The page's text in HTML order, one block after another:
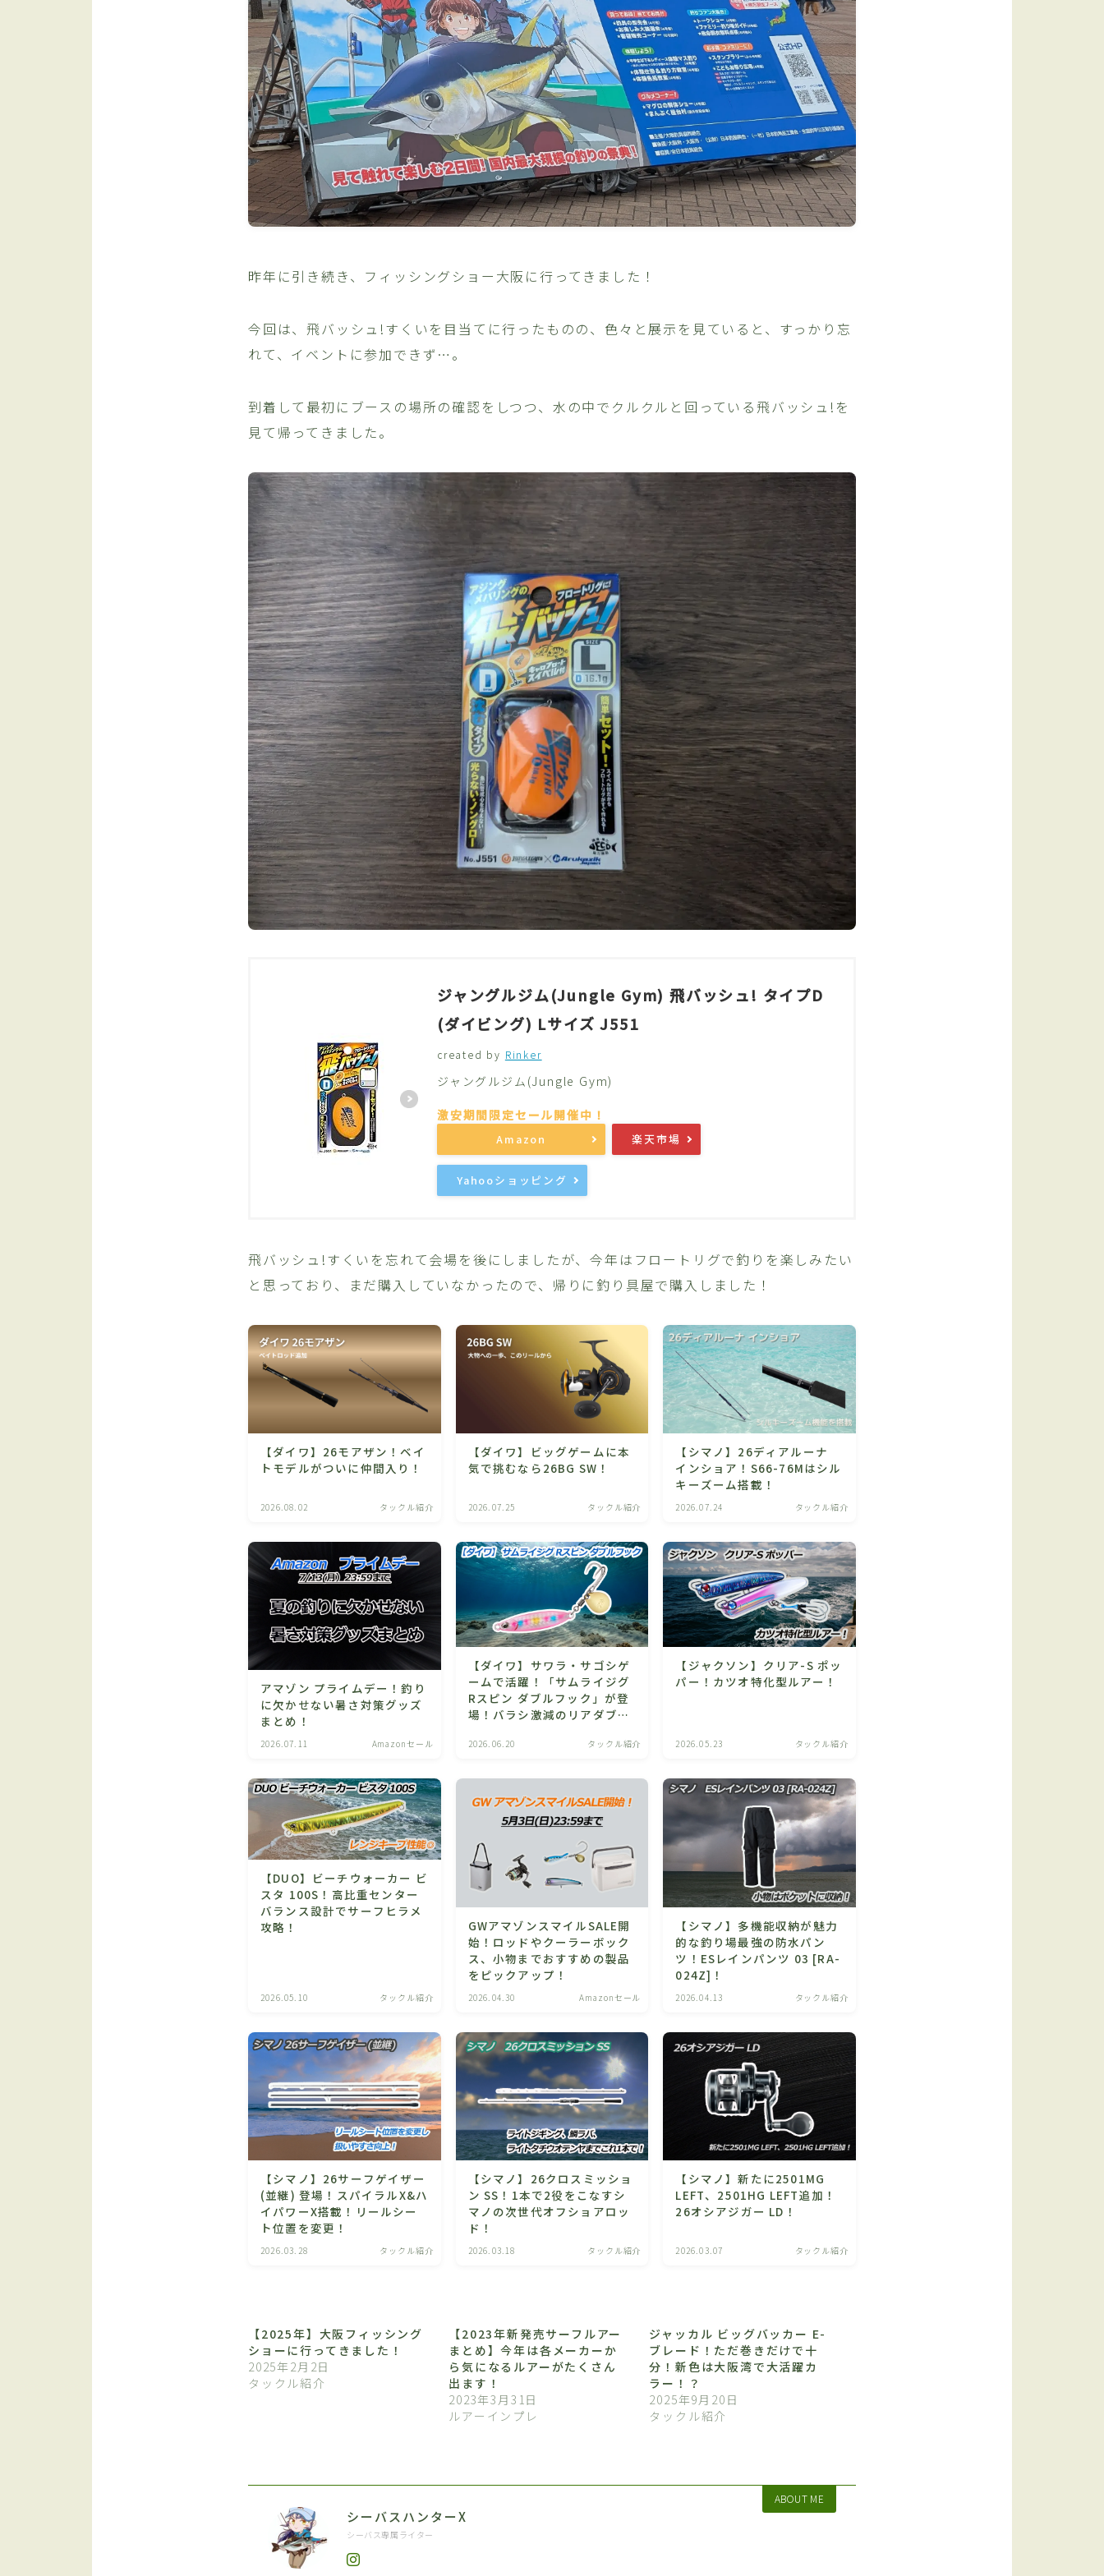
昨年に引き続き、フィッシングショー大阪に行ってきました！
今回は、飛バッシュ!すくいを目当てに行ったものの、色々と展示を見ていると、すっかり忘
れて、イベントに参加できず…。
到着して最初にブースの場所の確認をしつつ、水の中でクルクルと回っている飛バッシュ!を
見て帰ってきました。
ジャングルジム(Jungle Gym) 飛バッシュ! タイプD
(ダイビング) Lサイズ J551
created by Rinker
ジャングルジム(Jungle Gym)
Amazon 楽天市場
Yahooショッピング
飛バッシュ!すくいを忘れて会場を後にしましたが、今年はフロートリグで釣りを楽しみたい
と思っており、まだ購入していなかったので、帰りに釣り具屋で購入しました！
【ダイワ】26モアザン！ベイ
トモデルがついに仲間入り！
2026.08.02 タックル紹介
【ダイワ】ビッグゲームに本
気で挑むなら26BG SW！
2026.07.25 タックル紹介
【シマノ】26ディアルーナ
インショア！S66-76Mはシル
キーズーム搭載！
2026.07.24 タックル紹介
アマゾン プライムデー！釣り
に欠かせない暑さ対策グッズ
まとめ！
2026.07.11 Amazonセール
【ダイワ】サワラ・サゴシゲ
ームで活躍！「サムライジグ
Rスピン ダブルフック」が登
場！バラシ激減のリアダブル
2026.06.20 タックル紹介
【ジャクソン】クリア-S ポッ
パー！カツオ特化型ルアー！
2026.05.23 タックル紹介
【DUO】ビーチウォーカー ビ
スタ 100S！高比重センター
バランス設計でサーフヒラメ
攻略！
2026.05.10 タックル紹介
GWアマゾンスマイルSALE開
始！ロッドやクーラーボック
ス、小物までおすすめの製品
をピックアップ！
2026.04.30 Amazonセール
【シマノ】多機能収納が魅力
的な釣り場最強の防水パン
ツ！ESレインパンツ 03 [RA-
024Z]！
2026.04.13 タックル紹介
【シマノ】26サーフゲイザー
(並継) 登場！スパイラルX&ハ
イパワーX搭載！リールシー
ト位置を変更！
2026.03.28 タックル紹介
【シマノ】26クロスミッショ
ン SS！1本で2役をこなすシ
マノの次世代オフショアロッ
ド！
2026.03.18 タックル紹介
【シマノ】新たに2501MG
LEFT、2501HG LEFT追加！
26オシアジガー LD！
2026.03.07 タックル紹介
【2025年】大阪フィッシング
ショーに行ってきました！
2025年2月2日
タックル紹介
【2023年新発売サーフルアー
まとめ】今年は各メーカーか
ら気になるルアーがたくさん
出ます！
2023年3月31日
ルアーインプレ
ジャッカル ビッグバッカー E-
ブレード！ただ巻きだけで十
分！新色は大阪湾で大活躍カ
ラー！？
2025年9月20日
タックル紹介
ABOUT ME
シーバスハンターX
シーバス専属ライター